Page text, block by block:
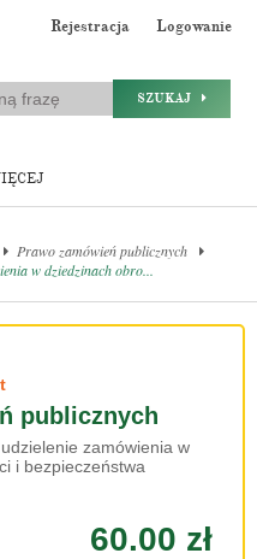
Rejestracja Logowanie
SZUKAJ
Prawo zamówień publicznych
w dziedzinach obro...
publicznych
zamówienia w
i bezpieczeństwa
60.00 zł